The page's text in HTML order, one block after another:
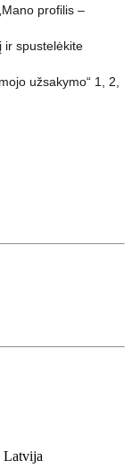
profilis –
ir spustelėkite
užsakymo“ 1, 2,
Latvija